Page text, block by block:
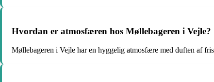
Hvordan er atmosfæren hos Møllebageren i Vejle?
Møllebageren i Vejle har en hyggelig atmosfære med duften af